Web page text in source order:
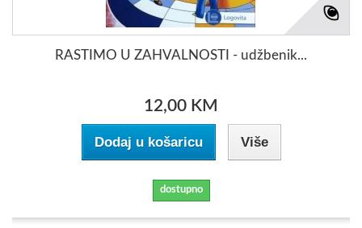
RASTIMO U ZAHVALNOSTI - udžbenik...
12,00 KM
Dodaj u košaricu Više
dostupno